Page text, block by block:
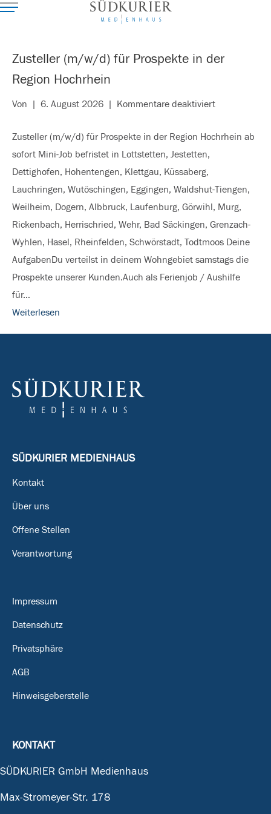
Zusteller (m/w/d) für Prospekte in der
Region Hochrhein
Von | 6. August 2026 | Kommentare deaktiviertfür
(m/w/d)
in
der
Region
Hochrhein
Zusteller (m/w/d) für Prospekte in der Region Hochrhein ab
sofort Mini-Job befristet in Lottstetten, Jestetten,
Dettighofen, Hohentengen, Klettgau, Küssaberg,
Lauchringen, Wutöschingen, Eggingen, Waldshut-Tiengen,
Weilheim, Dogern, Albbruck, Laufenburg, Görwihl, Murg,
Rickenbach, Herrischried, Wehr, Bad Säckingen, Grenzach-
Wyhlen, Hasel, Rheinfelden, Schwörstadt, Todtmoos Deine
AufgabenDu verteilst in deinem Wohngebiet samstags die
Prospekte unserer Kunden.Auch als Ferienjob / Aushilfe
für…
Weiterlesen
SÜDKURIER MEDIENHAUS
Kontakt
Über uns
Offene Stellen
Verantwortung
Impressum
Datenschutz
Privatsphäre
AGB
Hinweisgeberstelle
KONTAKT
SÜDKURIER GmbH Medienhaus
Max-Stromeyer-Str. 178